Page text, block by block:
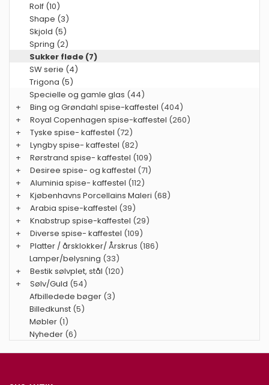
Rolf (10)
Shape (3)
Skjold (5)
Spring (2)
Sukker fløde (7)
SW serie (4)
Trigona (5)
Specielle og gamle glas (44)
+
Bing og Grøndahl spise-kaffestel (404)
+
Royal Copenhagen spise-kaffestel (260)
+
Tyske spise- kaffestel (72)
+
Lyngby spise- kaffestel (82)
+
Rørstrand spise- kaffestel (109)
+
Desiree spise- og kaffestel (71)
+
Aluminia spise- kaffestel (112)
+
Kjøbenhavns Porcellains Maleri (68)
+
Arabia spise-kaffestel (39)
+
Knabstrup spise-kaffestel (29)
+
Diverse spise- kaffestel (109)
+
Platter / årsklokker/ Årskrus (186)
Lamper/belysning (33)
+
Bestik sølvplet, stål (120)
+
Sølv/Guld (54)
Afbilledede bøger (3)
Billedkunst (5)
Møbler (1)
Nyheder (6)